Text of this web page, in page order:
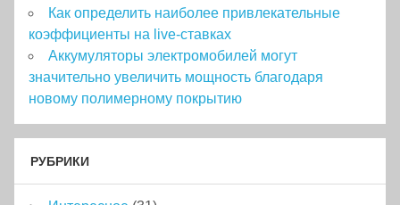
Как определить наиболее привлекательные
коэффициенты на live-ставках
Аккумуляторы электромобилей могут
значительно увеличить мощность благодаря
новому полимерному покрытию
РУБРИКИ